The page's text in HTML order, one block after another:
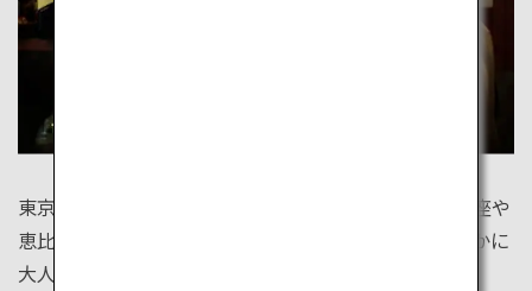
東京はオーセンティックなバーが集まる大人の街。銀座や
恵比寿には雰囲気のよいバーがたくさんあります。静かに
大人の夜景を楽しむなら、汐留のBar＆Lounge